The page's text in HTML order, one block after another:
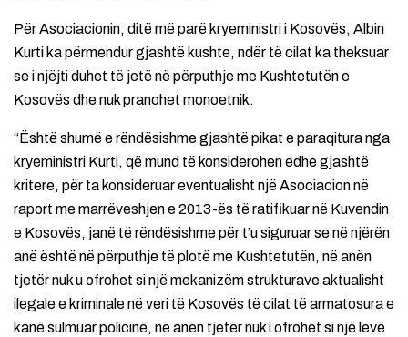
Për Asociacionin, ditë më parë kryeministri i Kosovës, Albin
Kurti ka përmendur gjashtë kushte, ndër të cilat ka theksuar
se i njëjti duhet të jetë në përputhje me Kushtetutën e
Kosovës dhe nuk pranohet monoetnik.
“Është shumë e rëndësishme gjashtë pikat e paraqitura nga
kryeministri Kurti, që mund të konsiderohen edhe gjashtë
kritere, për ta konsideruar eventualisht një Asociacion në
raport me marrëveshjen e 2013-ës të ratifikuar në Kuvendin
e Kosovës, janë të rëndësishme për t’u siguruar se në njërën
anë është në përputhje të plotë me Kushtetutën, në anën
tjetër nuk u ofrohet si një mekanizëm strukturave aktualisht
ilegale e kriminale në veri të Kosovës të cilat të armatosura e
kanë sulmuar policinë, në anën tjetër nuk i ofrohet si një levë